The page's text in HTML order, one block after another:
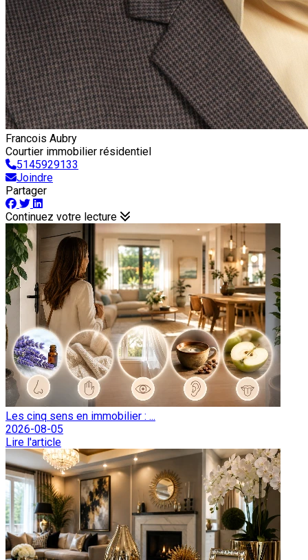
Francois Aubry
Courtier immobilier résidentiel
5145929133
Joindre
Partager
Continuez votre lecture
Les cinq sens en immobilier : ...
2026-08-05
Lire l'article